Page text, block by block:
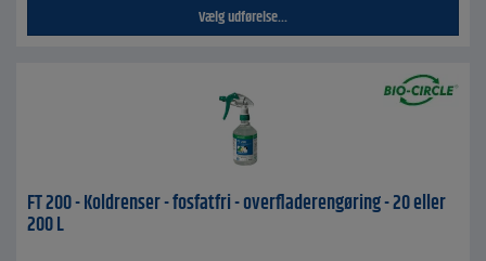
Vælg udførelse...
FT 200 - Koldrenser - fosfatfri - overfladerengøring - 20 eller
200 L